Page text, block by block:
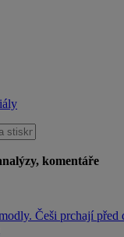
komentáře
Češi prchají před